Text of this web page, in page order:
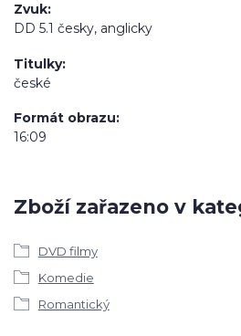
Zvuk
DD 5.1 česky, anglicky
Titulky
české
Formát obrazu
16:09
Zboží zařazeno v
DVD filmy
Komedie
Romantický